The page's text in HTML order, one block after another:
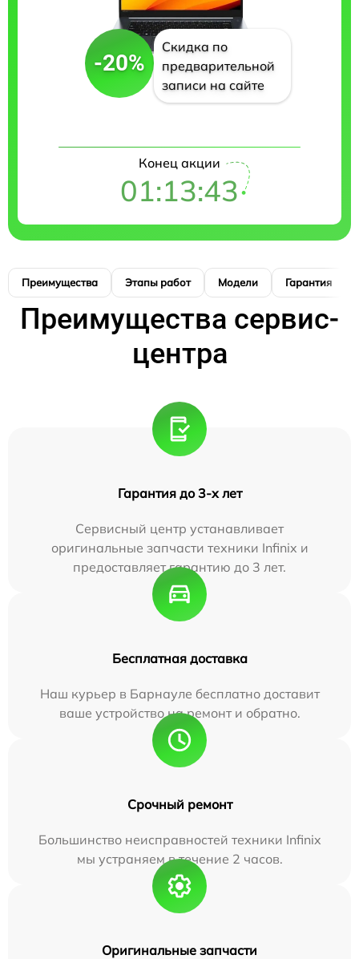
-20%
Скидка по
предварительной
записи на сайте
Конец акции
01:13:42
Преимущества Этапы работ Модели Гарантия
Преимущества сервис-
центра
Гарантия до 3-х лет
Сервисный центр устанавливает
оригинальные запчасти техники Infinix и
предоставляет гарантию до 3 лет.
Бесплатная доставка
Наш курьер в Барнауле бесплатно доставит
ваше устройство на ремонт и обратно.
Срочный ремонт
Большинство неисправностей техники Infinix
мы устраняем в течение 2 часов.
Оригинальные запчасти